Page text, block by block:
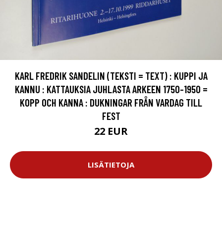
KARL FREDRIK SANDELIN (TEKSTI = TEXT) : KUPPI JA
KANNU : KATTAUKSIA JUHLASTA ARKEEN 1750-1950 =
KOPP OCH KANNA : DUKNINGAR FRÅN VARDAG TILL
FEST
22 EUR
LISÄTIETOJA